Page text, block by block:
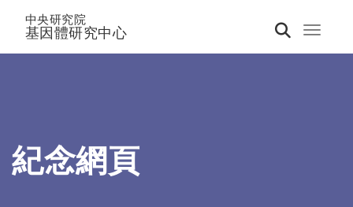
Toggle
中央研究院
基因體研究中心
紀念網頁